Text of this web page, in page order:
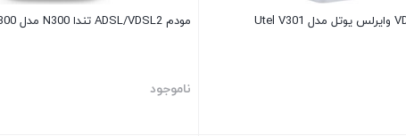
مودم ADSL/VDSL2 تندا N300 مدل V300
ناموجود